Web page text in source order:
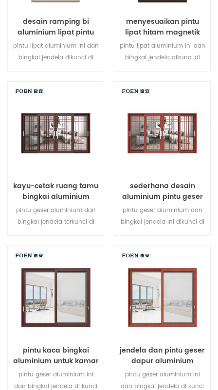
desain ramping bi
aluminium lipat pintu
kaca ganda
pintu lipat aluminium ini dan
bingkai jendela dikunci di
anti-pencurian sangat baik.
memenuhi berbagai
kebutuhan arsitektur.
menyesuaikan pintu
lipat hitam magnetik
besar penggunaan
tahan lama
pintu lipat aluminium ini dan
bingkai jendela dikunci di
anti-pencurian sangat baik.
memenuhi berbagai
kebutuhan arsitektur.
kayu-cetak ruang tamu
bingkai aluminium
sistem jendela geser
pintu geser aluminium dan
bingkai jendela terkunci di
anti-pencurian sangat baik.
berbagai jenis pintu untuk
kebutuhan arsitektur.
sederhana desain
aluminium pintu geser
cetak kayu kamar tidur
pintu geser aluminium dan
bingkai jendela ini dikunci di
keselamatan sangat baik.
berbagai jenis pintu untuk
kebutuhan arsitektur.
pintu kaca bingkai
aluminium untuk kamar
mandi internal
pintu geser aluminium ini
dan bingkai jendela di kunci
jendela dan pintu geser
dapur aluminium
pintu geser aluminium ini
dan bingkai jendela di kunci